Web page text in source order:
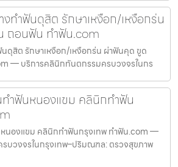
งทำฟันดุสิต รักษาเหงือก/เหงือกร่น
ถอนฟัน ทำฟัน.com
ดุสิต รักษาเหงือก/เหงือกร่น ผ่าฟันคุด ขูด
— บริการคลินิกทันตกรรมครบวงจรในกร
ำฟันหนองแขม คลินิกทำฟัน
นองแขม คลินิกทำฟันกรุงเทพ ทำฟัน.com —
บวงจรในกรุงเทพ–ปริมณฑล: ตรวจสุขภาพ